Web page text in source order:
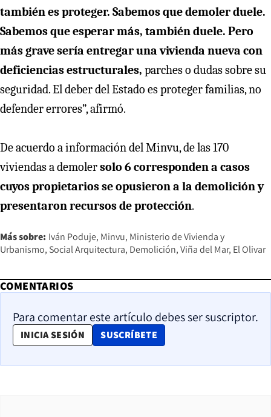
también es proteger. Sabemos que demoler duele.
Sabemos que esperar más, también duele. Pero
más grave sería entregar una vivienda nueva con
deficiencias estructurales, parches o dudas sobre su
seguridad. El deber del Estado es proteger familias, no
defender errores”, afirmó.
De acuerdo a información del Minvu, de las 170
viviendas a demolersolo 6 corresponden a casos
cuyos propietarios se opusieron a la demolición y
presentaron recursos de protección.
Más sobre: Iván Poduje Minvu Ministerio de Vivienda y
Urbanismo Social Arquitectura Demolición Viña del Mar El Olivar
COMENTARIOS
Para comentar este artículo debes ser suscriptor.
INICIA SESIÓN SUSCRÍBETE
OPENS IN NEW WINDOW